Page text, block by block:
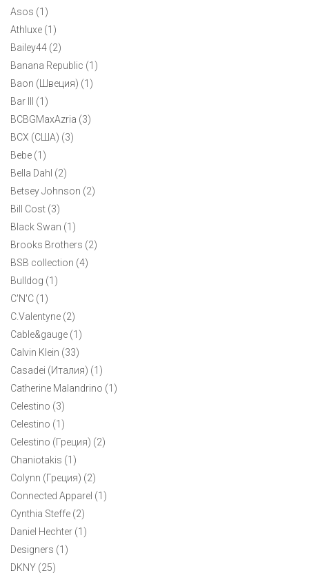
Мужское поло Tommy Hilfiger XL
6500 ₽
Отличное мужское поло необычной расцветки. Элегантное
сочетание жизнерадостного желтого и темно-синих полос.
Вышитый логотип на груди.
Asos (1)
Athluxe (1)
Bailey44 (2)
Banana Republic (1)
Baon (Швеция) (1)
Bar III (1)
BCBGMaxAzria (3)
BCX (США) (3)
Bebe (1)
Bella Dahl (2)
Betsey Johnson (2)
Bill Cost (3)
Black Swan (1)
Brooks Brothers (2)
BSB collection (4)
Bulldog (1)
C'N'C (1)
C.Valentyne (2)
Cable&gauge (1)
Calvin Klein (33)
Casadei (Италия) (1)
Catherine Malandrino (1)
Celestino (3)
Celestino (1)
Celestino (Греция) (2)
Chaniotakis (1)
Colynn (Греция) (2)
Connected Apparel (1)
Cynthia Steffe (2)
Daniel Hechter (1)
Designers (1)
DKNY (25)